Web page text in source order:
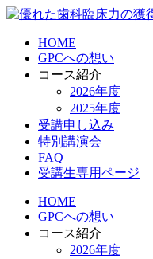
HOME
GPCへの想い
コース紹介
2026年度
2025年度
受講申し込み
特別講演会
FAQ
受講生専用ページ
HOME
GPCへの想い
コース紹介
2026年度